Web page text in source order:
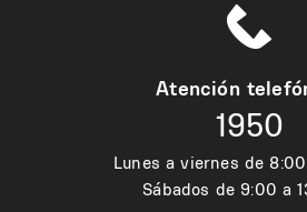
Atención
1950
Lunes a viernes de
Sábados de 9:00 a